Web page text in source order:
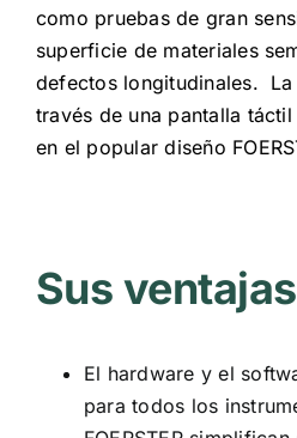
como pruebas de gran
superficie de materiales
defectos longitudinales. La
través de una pantalla
en el popular diseño
Sus ventajas
El hardware y el
para todos los